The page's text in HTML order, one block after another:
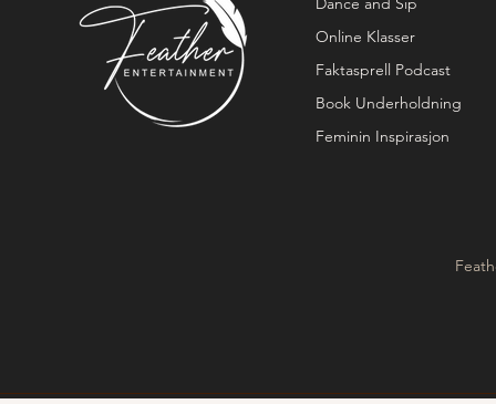
Online Klasser
Faktasprell Podcast
Book Underholdning
Feminin Inspirasjon